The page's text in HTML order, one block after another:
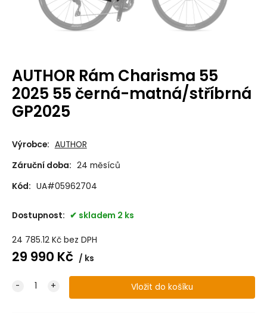
AUTHOR Rám Charisma 55
2025 55 černá-matná/stříbrná
GP2025
Výrobce: AUTHOR
Záruční doba: 24 měsíců
Kód: UA#05962704
Dostupnost: skladem 2 ks
24 785.12Kč bez DPH
29 990 Kč ks